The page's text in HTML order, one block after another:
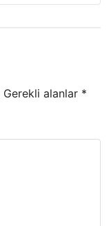
Gerekli alanlar *